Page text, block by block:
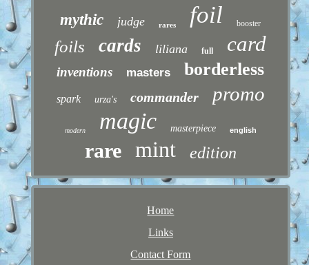
mythic
judge rares foil booster
foils cards liliana full card
inventions masters borderless
spark urza's commander promo
modern magic masterpiece english
rare mint edition
Home
Links
Contact Form